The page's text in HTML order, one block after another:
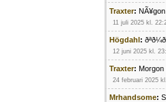
Traxter:
11 juli 2025 kl.
Högdahl:
12 juni 2025 kl.
Traxter: Morgon
24 februari 2025
Mrhandsome: